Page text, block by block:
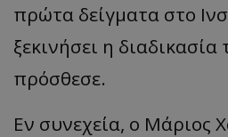
πρώτα δείγματα στο
ξεκινήσει η
πρόσθεσε.
Εν συνεχεία, ο Μάριος